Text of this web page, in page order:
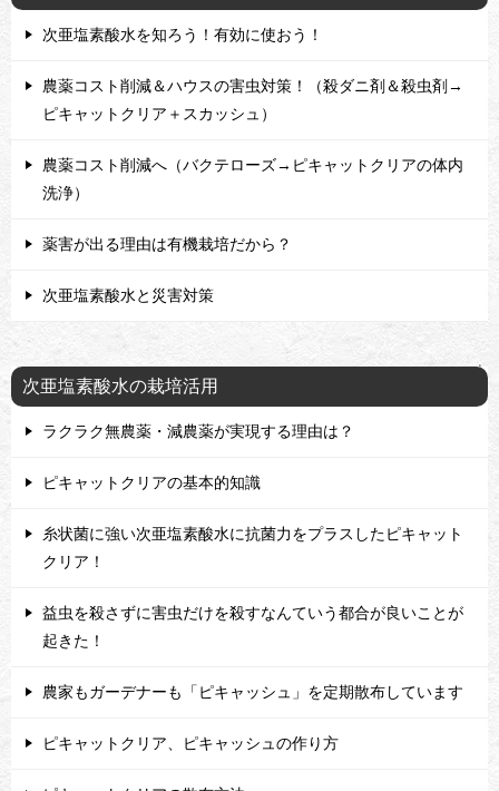
次亜塩素酸水を知ろう！有効に使おう！
農薬コスト削減＆ハウスの害虫対策！（殺ダニ剤＆殺虫剤→
ピキャットクリア＋スカッシュ）
農薬コスト削減へ（バクテローズ→ピキャットクリアの体内
洗浄）
薬害が出る理由は有機栽培だから？
次亜塩素酸水と災害対策
次亜塩素酸水の栽培活用
ラクラク無農薬・減農薬が実現する理由は？
ピキャットクリアの基本的知識
糸状菌に強い次亜塩素酸水に抗菌力をプラスしたピキャット
クリア！
益虫を殺さずに害虫だけを殺すなんていう都合が良いことが
起きた！
農家もガーデナーも「ピキャッシュ」を定期散布しています
ピキャットクリア、ピキャッシュの作り方